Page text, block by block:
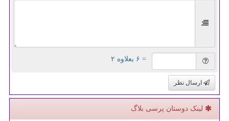
= ۶ بعلاوه ۲
ارسال نظر
لینک دوستان پرسی بلاگ